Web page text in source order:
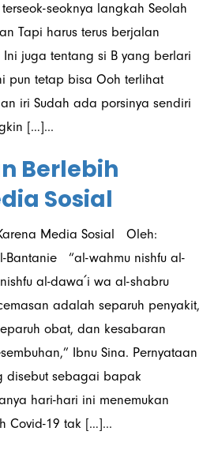
seoknya langkah Seolah
Tapi harus terus berjalan
Ini juga tentang si B yang berlari
pun tetap bisa Ooh terlihat
iri Sudah ada porsinya sendiri
[…]...
Berlebih
Sosial
Media Sosial Oleh:
Bantanie “al-wahmu nishfu al-
al-dawa՛i wa al-shabru
adalah separuh penyakit,
obat, dan kesabaran
Ibnu Sina. Pernyataan
disebut sebagai bapak
hari-hari ini menemukan
Covid-19 tak […]...